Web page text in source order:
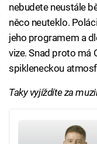
nebudete neustále
něco neuteklo.
jeho programem a
vize. Snad proto má
spikleneckou
Taky vyjíždíte za